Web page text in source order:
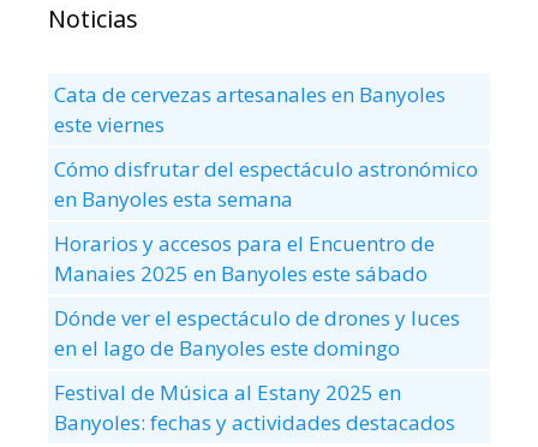
Noticias
Cata de cervezas artesanales en Banyoles
este viernes
Cómo disfrutar del espectáculo astronómico
en Banyoles esta semana
Horarios y accesos para el Encuentro de
Manaies 2025 en Banyoles este sábado
Dónde ver el espectáculo de drones y luces
en el lago de Banyoles este domingo
Festival de Música al Estany 2025 en
Banyoles: fechas y actividades destacados